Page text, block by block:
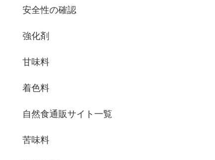
安全性の確認
強化剤
甘味料
着色料
自然食通販サイト一覧
苦味料